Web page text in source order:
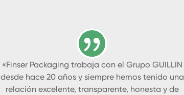
«Finser Packaging trabaja con el Grupo GUILLIN
desde hace 20 años y siempre hemos tenido una
relación excelente, transparente, honesta y de